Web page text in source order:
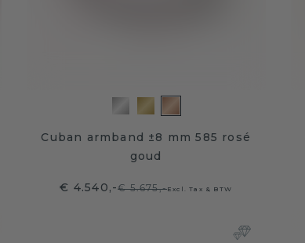
Cuban armband ±8 mm 585 rosé
goud
€ 4.540,-€ 5.675,-Excl. Tax & BTW